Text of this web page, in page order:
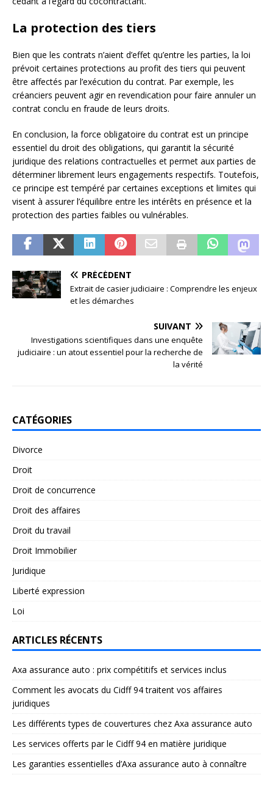
La protection des tiers
Bien que les contrats n’aient d’effet qu’entre les parties, la loi
prévoit certaines protections au profit des tiers qui peuvent
être affectés par l’exécution du contrat. Par exemple, les
créanciers peuvent agir en revendication pour faire annuler un
contrat conclu en fraude de leurs droits.
En conclusion, la force obligatoire du contrat est un principe
essentiel du droit des obligations, qui garantit la sécurité
juridique des relations contractuelles et permet aux parties de
déterminer librement leurs engagements respectifs. Toutefois,
ce principe est tempéré par certaines exceptions et limites qui
visent à assurer l’équilibre entre les intérêts en présence et la
protection des parties faibles ou vulnérables.
PRÉCÉDENT
Extrait de casier judiciaire : Comprendre les enjeux
et les démarches
SUIVANT
Investigations scientifiques dans une enquête
judiciaire : un atout essentiel pour la recherche de
la vérité
CATÉGORIES
Divorce
Droit
Droit de concurrence
Droit des affaires
Droit du travail
Droit Immobilier
Juridique
Liberté expression
Loi
ARTICLES RÉCENTS
Axa assurance auto : prix compétitifs et services inclus
Comment les avocats du Cidff 94 traitent vos affaires
juridiques
Les différents types de couvertures chez Axa assurance auto
Les services offerts par le Cidff 94 en matière juridique
Les garanties essentielles d’Axa assurance auto à connaître